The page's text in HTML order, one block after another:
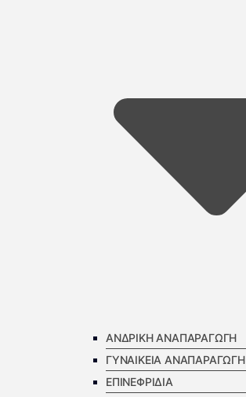
ΑΝΔΡΙΚΗ ΑΝΑΠΑΡΑΓΩΓΗ
ΓΥΝΑΙΚΕΙΑ ΑΝΑΠΑΡΑΓΩΓΗ
ΕΠΙΝΕΦΡΙΔΙΑ